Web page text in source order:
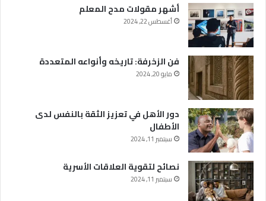
أشهر مقولات مدح المعلم
أغسطس 22, 2024
فن الزخرفة: تاريخه وأنواعه المتعددة
مايو 20, 2024
دور الأهل في تعزيز الثقة بالنفس لدى
الأطفال
سبتمبر 11, 2024
نصائح لتقوية العلاقات الأسرية
سبتمبر 11, 2024